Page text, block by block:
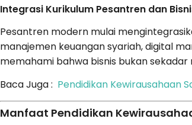
Integrasi Kurikulum Pesantren dan
Pesantren modern mulai
manajemen keuangan syariah, digital
memahami bahwa bisnis bukan
Baca Juga : Pendidikan Kewirausahaan
Manfaat Pendidikan